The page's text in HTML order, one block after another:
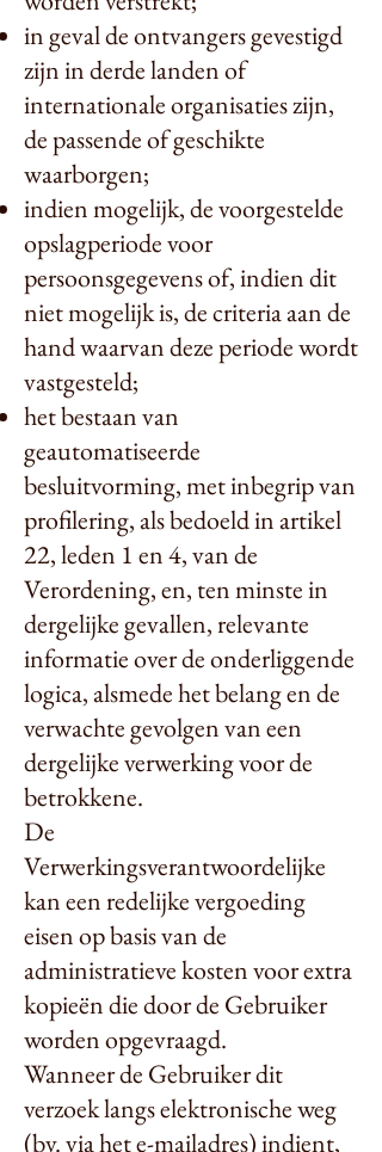
in geval de ontvangers gevestigd
zijn in derde landen of
internationale organisaties zijn,
de passende of geschikte
waarborgen;
indien mogelijk, de voorgestelde
opslagperiode voor
persoonsgegevens of, indien dit
niet mogelijk is, de criteria aan de
hand waarvan deze periode wordt
vastgesteld;
het bestaan van
geautomatiseerde
besluitvorming, met inbegrip van
profilering, als bedoeld in artikel
22, leden 1 en 4, van de
Verordening, en, ten minste in
dergelijke gevallen, relevante
informatie over de onderliggende
logica, alsmede het belang en de
verwachte gevolgen van een
dergelijke verwerking voor de
betrokkene.
De
Verwerkingsverantwoordelijke
kan een redelijke vergoeding
eisen op basis van de
administratieve kosten voor extra
kopieën die door de Gebruiker
worden opgevraagd.
Wanneer de Gebruiker dit
verzoek langs elektronische weg
(bv. via het e-mailadres) indient,